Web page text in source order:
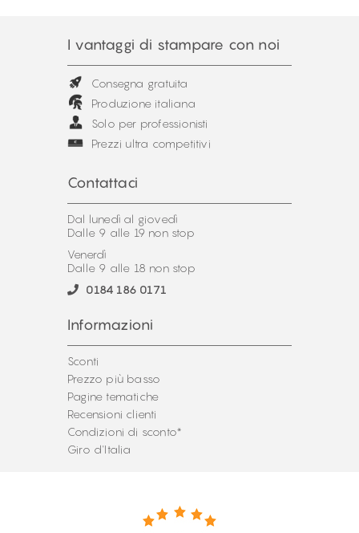
I vantaggi di stampare con noi
Consegna gratuita
Produzione italiana
Solo per professionisti
Prezzi ultra competitivi
Contattaci
Dal lunedì al giovedì
Dalle 9 alle 19 non stop
Venerdì
Dalle 9 alle 18 non stop
0184 186 0171
Informazioni
Sconti
Prezzo più basso
Pagine tematiche
Recensioni clienti
Condizioni di sconto*
Giro d'Italia